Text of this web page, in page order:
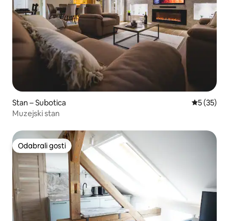
Stan – Subotica Prosječna
5 (35)
Muzejski stan
Odabrali gosti
Odabrali gosti